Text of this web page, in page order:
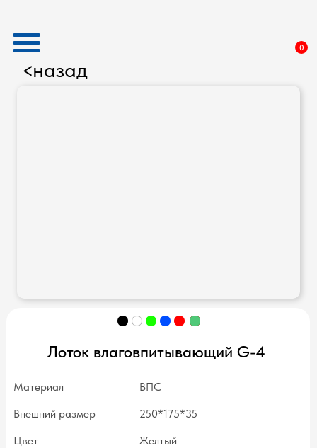
Лоток влаговпитывающий G-4
ВПС
Материал
назад
<
Внешний размер
250*175*35
Цвет
Желтый